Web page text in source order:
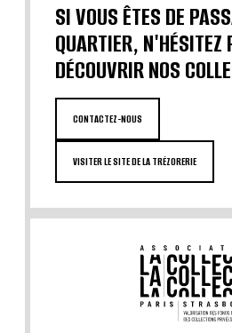
SI VOUS ÊTES DE
QUARTIER, N'HÉSITEZ
DÉCOUVRIR NOS
CONTACTEZ-NOUS
VISITER LE SITE DE LA TRÉZORERIE